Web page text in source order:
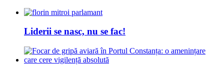
Liderii se nasc, nu se fac!